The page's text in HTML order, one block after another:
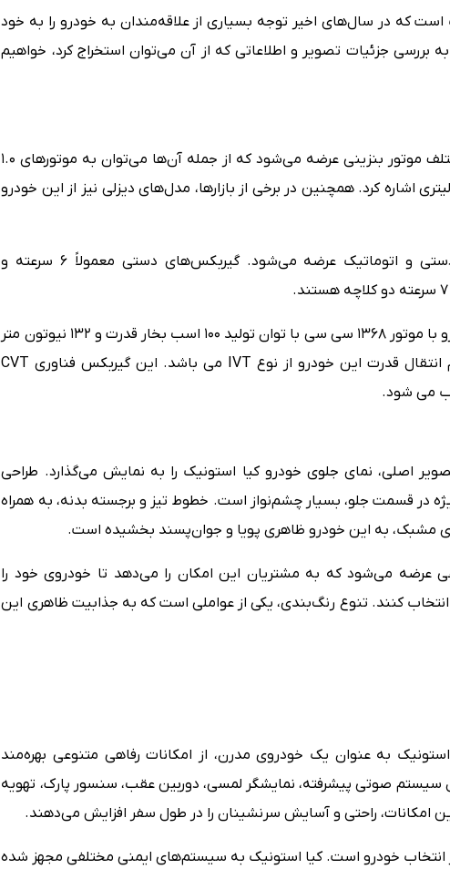
که در سال‌های اخیر توجه بسیاری از علاقه‌مندان به خودرو را به خود
بررسی جزئیات تصویر و اطلاعاتی که از آن می‌توان استخراج کرد، خواهیم
کیا استونیک معمولاً با انواع مختلف موتور بنزینی عرضه می‌شود که از جمله آن‌ها می‌توان به موتورهای ۱.۰
لیتری توربوشارژ، ۱.۲ لیتری و ۱.۴ لیتری اشاره کرد. همچنین در برخی از بازارها، مدل‌های دیزلی نیز از این خودرو
کیا استونیک با گیربکس‌های دستی و اتوماتیک عرضه می‌شود. گیربکس‌های دستی معمولاً ۶ سرعته و
کیا استونیک شرکت هرمس خودرو با موتور 1368 سی سی با توان تولید 100 اسب بخار قدرت و 132 نیوتون متر
گشتاور عرضه می شود. سیستم انتقال قدرت این خودرو از نوع IVT می باشد. این گیربکس فناوری CVT
می شود.
اصلی، نمای جلوی خودرو کیا استونیک را به نمایش می‌گذارد. طراحی
در قسمت جلو، بسیار چشم‌نواز است. خطوط تیز و برجسته بدنه، به همراه
مشبک، به این خودرو ظاهری پویا و جوان‌پسند بخشیده است.
عرضه می‌شود که به مشتریان این امکان را می‌دهد تا خودروی خود را
کنند. تنوع رنگ‌بندی، یکی از عواملی است که به جذابیت ظاهری این
به عنوان یک خودروی مدرن، از امکانات رفاهی متنوعی بهره‌مند
سیستم صوتی پیشرفته، نمایشگر لمسی، دوربین عقب، سنسور پارک، تهویه
امکانات، راحتی و آسایش سرنشینان را در طول سفر افزایش می‌دهند.
انتخاب خودرو است. کیا استونیک به سیستم‌های ایمنی مختلفی مجهز شده